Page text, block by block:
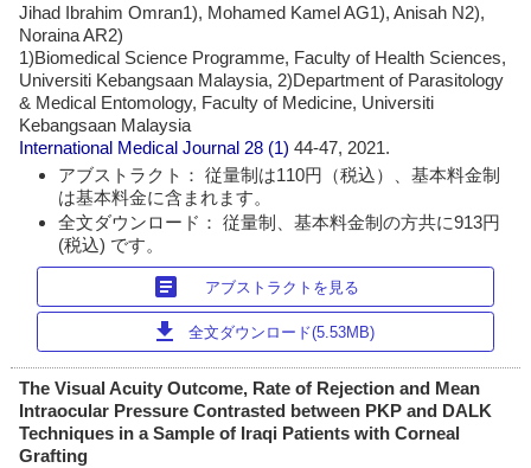
Jihad Ibrahim Omran1), Mohamed Kamel AG1), Anisah N2),
Noraina AR2)
1)Biomedical Science Programme, Faculty of Health Sciences,
Universiti Kebangsaan Malaysia, 2)Department of Parasitology
& Medical Entomology, Faculty of Medicine, Universiti
Kebangsaan Malaysia
International Medical Journal 28 (1)44-47, 2021.
アブストラクト： 従量制は110円（税込）、基本料金制
は基本料金に含まれます。
全文ダウンロード： 従量制、基本料金制の方共に913円
(税込) です。
article アブストラクトを見る
download 全文ダウンロード(5.53MB)
The Visual Acuity Outcome, Rate of Rejection and Mean
Intraocular Pressure Contrasted between PKP and DALK
Techniques in a Sample of Iraqi Patients with Corneal
Grafting